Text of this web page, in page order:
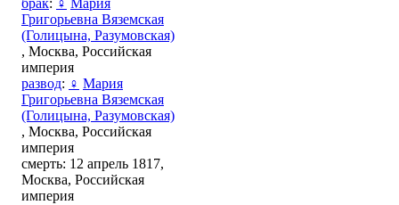
брак: ♀ Мария
Григорьевна Вяземская
(Голицына, Разумовская)
, Москва, Российская
империя
развод: ♀ Мария
Григорьевна Вяземская
(Голицына, Разумовская)
, Москва, Российская
империя
смерть: 12 апрель 1817,
Москва, Российская
империя